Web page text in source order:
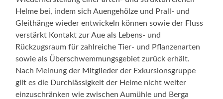
Helme bei, indem sich Auengehölze und Prall- und
Gleithänge wieder entwickeln können sowie der Fluss
verstärkt Kontakt zur Aue als Lebens- und
Rückzugsraum für zahlreiche Tier- und Pflanzenarten
sowie als Überschwemmungsgebiet zurück erhält.
Nach Meinung der Mitglieder der Exkursionsgruppe
gilt es die Durchlässigkeit der Helme nicht weiter
einzuschränken wie zwischen Aumühle und Berga